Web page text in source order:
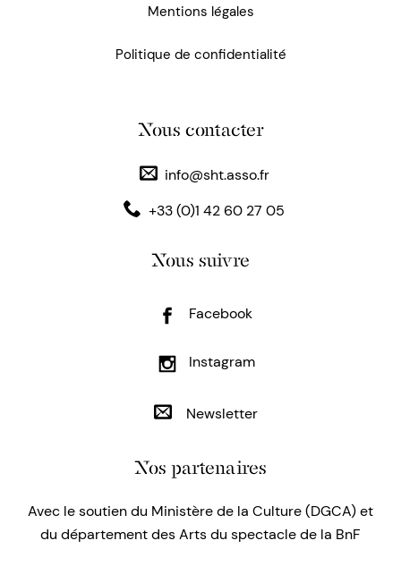
Mentions légales
Politique de confidentialité
Nous contacter
info@sht.asso.fr
+33 (0)1 42 60 27 05
Nous suivre
Facebook
Instagram
Newsletter
Nos partenaires
Avec le soutien du Ministère de la Culture (DGCA) et
du département des Arts du spectacle de la BnF